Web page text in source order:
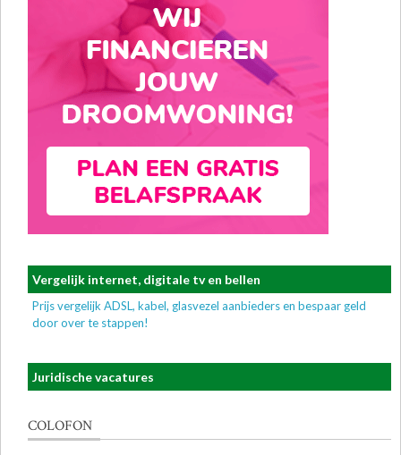
Vergelijk internet, digitale tv en bellen
Prijs vergelijk ADSL, kabel, glasvezel aanbieders en bespaar geld
door over te stappen!
Juridische vacatures
COLOFON